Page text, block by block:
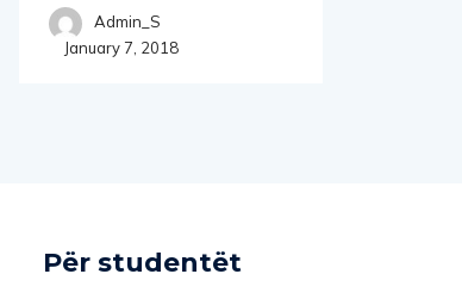
Admin_S
January 7, 2018
Për studentët